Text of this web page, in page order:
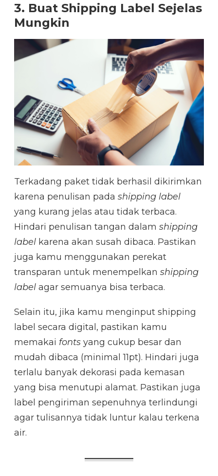
3. Buat Shipping Label Sejelas
Mungkin
Terkadang paket tidak berhasil dikirimkan
karena penulisan pada shipping label
yang kurang jelas atau tidak terbaca.
Hindari penulisan tangan dalam shipping
label karena akan susah dibaca. Pastikan
juga kamu menggunakan perekat
transparan untuk menempelkan shipping
label agar semuanya bisa terbaca.
Selain itu, jika kamu menginput shipping
label secara digital, pastikan kamu
memakai fonts yang cukup besar dan
mudah dibaca (minimal 11pt). Hindari juga
terlalu banyak dekorasi pada kemasan
yang bisa menutupi alamat. Pastikan juga
label pengiriman sepenuhnya terlindungi
agar tulisannya tidak luntur kalau terkena
air.